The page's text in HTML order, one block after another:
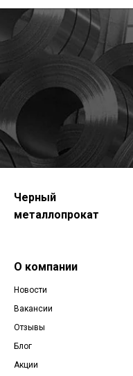
Черный
металлопрокат
О компании
Новости
Вакансии
Отзывы
Блог
Акции